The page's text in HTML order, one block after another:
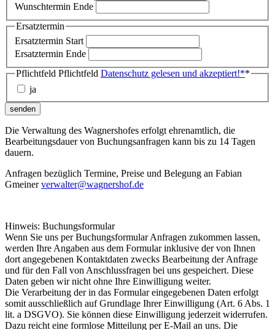
Wunschtermin Ende
Ersatztermin
Ersatztermin Start
Ersatztermin Ende
Pflichtfeld Pflichtfeld Datenschutz gelesen und akzeptiert!**
ja
senden
Die Verwaltung des Wagnershofes erfolgt ehrenamtlich, die
Bearbeitungsdauer von Buchungsanfragen kann bis zu 14 Tagen
dauern.
Anfragen bezüglich Termine, Preise und Belegung an Fabian
Gmeinerverwalter@wagnershof.de
Hinweis: Buchungsformular
Wenn Sie uns per Buchungsformular Anfragen zukommen lassen,
werden Ihre Angaben aus dem Formular inklusive der von Ihnen
dort angegebenen Kontaktdaten zwecks Bearbeitung der Anfrage
und für den Fall von Anschlussfragen bei uns gespeichert. Diese
Daten geben wir nicht ohne Ihre Einwilligung weiter.
Die Verarbeitung der in das Formular eingegebenen Daten erfolgt
somit ausschließlich auf Grundlage Ihrer Einwilligung (Art. 6 Abs. 1
lit. a DSGVO). Sie können diese Einwilligung jederzeit widerrufen.
Dazu reicht eine formlose Mitteilung per E-Mail an uns. Die